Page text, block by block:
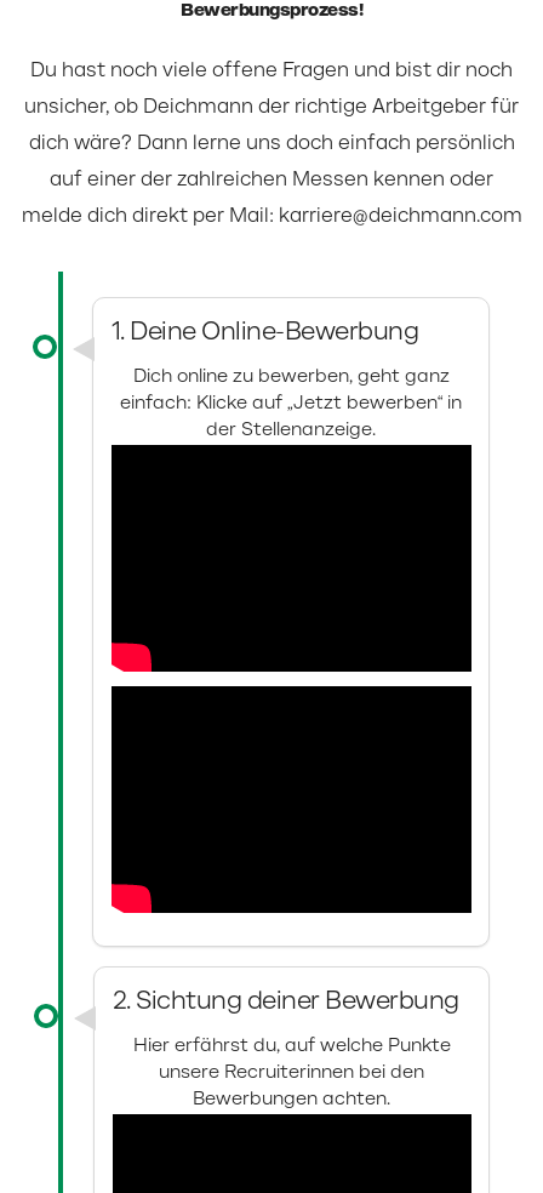
Bewerbungsprozess!
Du hast noch viele offene Fragen und bist dir noch
unsicher, ob Deichmann der richtige Arbeitgeber für
dich wäre? Dann lerne uns doch einfach persönlich
auf einer der zahlreichen Messen kennen oder
melde dich direkt per Mail: karriere@deichmann.com
1. Deine Online-Bewerbung
Dich online zu bewerben, geht ganz
einfach: Klicke auf „Jetzt bewerben“ in
der Stellenanzeige.
2. Sichtung deiner Bewerbung
Hier erfährst du, auf welche Punkte
unsere Recruiterinnen bei den
Bewerbungen achten.